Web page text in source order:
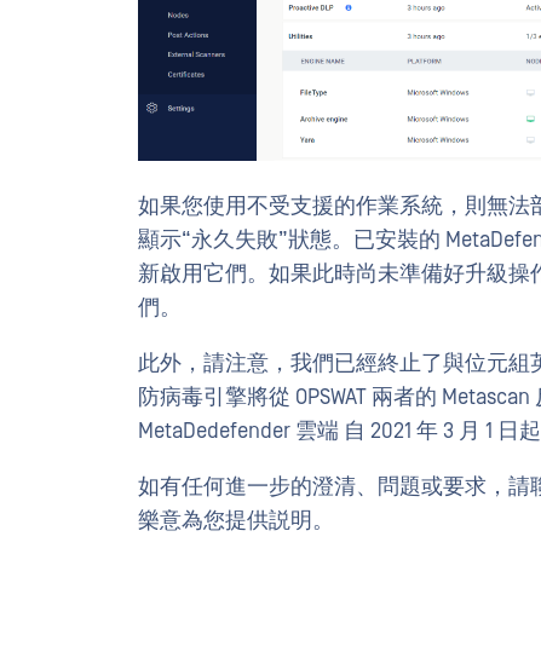
如果您使用不受支援的作業系統，則無法
顯示“永久失敗”狀態。已安裝的
新啟用它們。如果此時尚未準備好升級
們。
此外，請注意，我們已經終止了與位元組
防病毒引擎將從 OPSWAT 兩者的
MetaDedefender 雲端 自 2021 年 3 月 1 日起
如有任何進一步的澄清、問題或要求，請
樂意為您提供説明。